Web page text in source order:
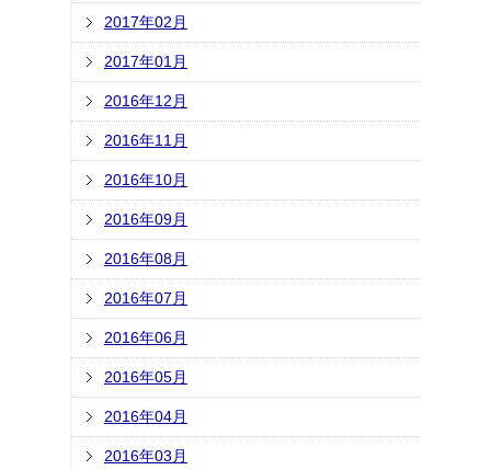
2017年02月
2017年01月
2016年12月
2016年11月
2016年10月
2016年09月
2016年08月
2016年07月
2016年06月
2016年05月
2016年04月
2016年03月